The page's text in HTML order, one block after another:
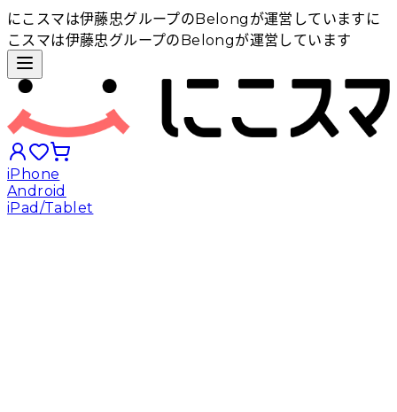
にこスマは伊藤忠グループのBelongが運営しています に
こスマは伊藤忠グループのBelongが運営しています
iPhone
Android
iPad/Tablet